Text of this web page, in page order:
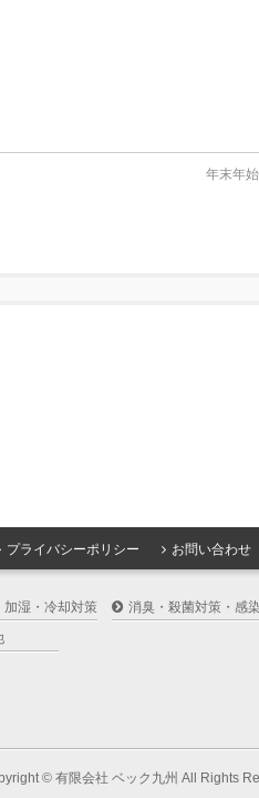
年末年
プライバシーポリシー お問い合わせ
加湿・冷却対策 消臭・殺菌対策・感
© 有限会社 ベック九州 All Rights